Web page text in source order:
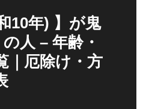
10年) 】が鬼
人 – 年齢・
｜厄除け・方